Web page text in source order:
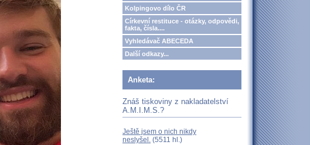
Kolpingovo dílo ČR
Církevní restituce - otázky, odpovědi,
fakta, čísla....
Vyhledávač ABECEDA
Další odkazy...
Anketa:
Znáš tiskoviny z nakladatelství
A.M.I.M.S.?
Ještě jsem o nich nikdy
neslyšel. (5511 hl.)